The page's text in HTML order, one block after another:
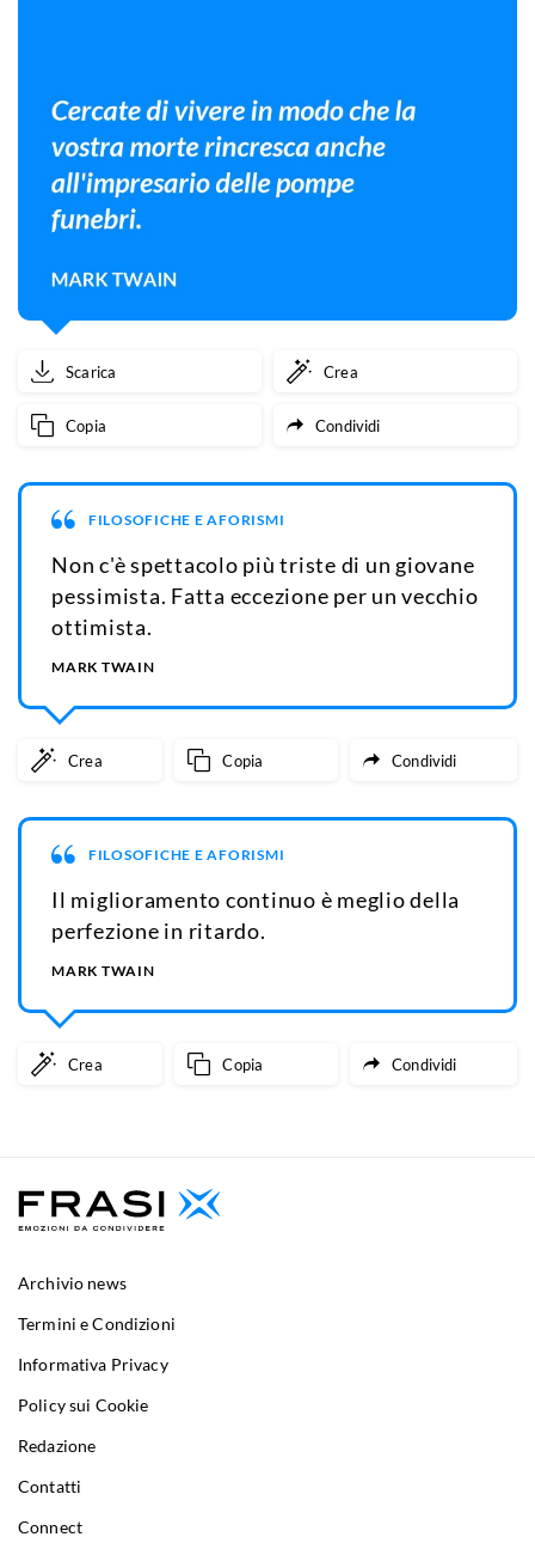
Scarica Crea
Copia Condividi
FILOSOFICHE E AFORISMI
Non c'è spettacolo più triste di un giovane
pessimista. Fatta eccezione per un vecchio
ottimista.
MARK TWAIN
Crea Copia Condividi
FILOSOFICHE E AFORISMI
Il miglioramento continuo è meglio della
perfezione in ritardo.
MARK TWAIN
Crea Copia Condividi
Archivio news
Termini e Condizioni
Informativa Privacy
Policy sui Cookie
Redazione
Contatti
Connect